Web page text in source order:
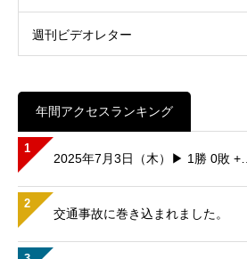
週刊ビデオレター
年間アクセスランキング
1
2025年7月3日（木）▶ 1勝 0敗 +…
2
交通事故に巻き込まれました。